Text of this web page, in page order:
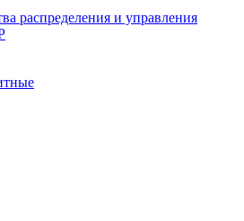
распределения и управления